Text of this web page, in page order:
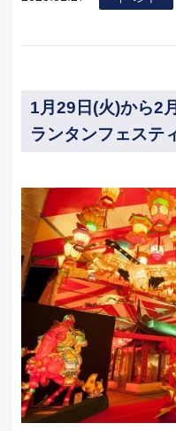
1月29日(火)から2
ランタンフェステ